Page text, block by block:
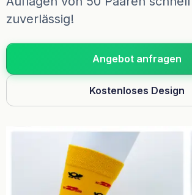
zuverlässig!
Angebot anfragen
Kostenloses Design